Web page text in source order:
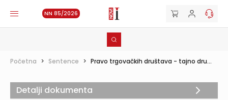
NN 85/2026
Početna > Sentence > Pravo trgovačkih društava - tajno dru...
Detalji dokumenta